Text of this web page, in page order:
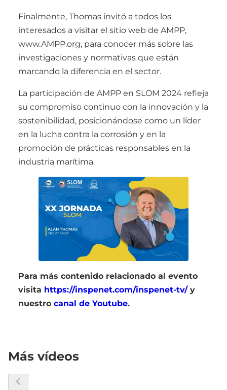
Finalmente, Thomas invitó a todos los
interesados a visitar el sitio web de AMPP,
www.AMPP.org, para conocer más sobre las
investigaciones y normativas que están
marcando la diferencia en el sector.
La participación de AMPP en SLOM 2024 refleja
su compromiso continuo con la innovación y la
sostenibilidad, posicionándose como un líder
en la lucha contra la corrosión y en la
promoción de prácticas responsables en la
industria marítima.
Para más contenido relacionado al evento
visita https://inspenet.com/inspenet-tv/y
nuestro canal de Youtube.
Más vídeos